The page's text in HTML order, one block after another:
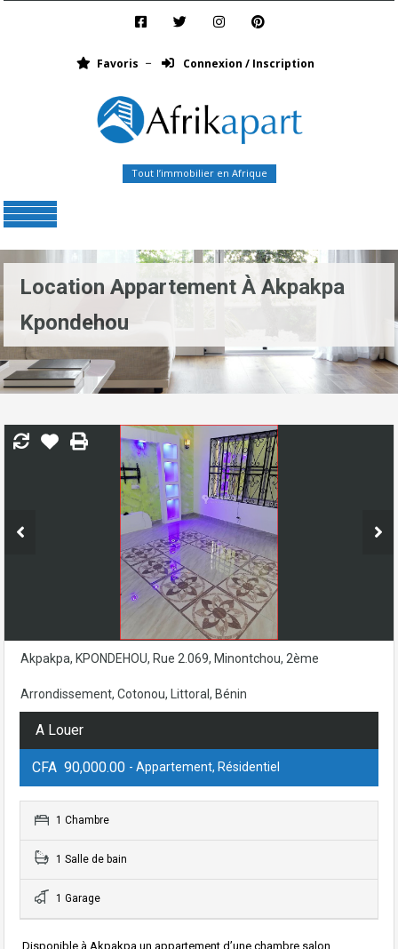
Favoris Connexion / Inscription
Tout l’immobilier en Afrique
Location Appartement À Akpakpa
Kpondehou
Akpakpa, KPONDEHOU, Rue 2.069, Minontchou, 2ème
Arrondissement, Cotonou, Littoral, Bénin
A Louer
CFA 90,000.00 - Appartement, Résidentiel
1 Chambre
1 Salle de bain
1 Garage
Disponible à Akpakpa un appartement d’une chambre salon